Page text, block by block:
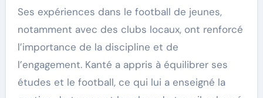
Ses expériences dans le football de jeunes,
notamment avec des clubs locaux, ont renforcé
l’importance de la discipline et de
l’engagement. Kanté a appris à équilibrer ses
études et le football, ce qui lui a enseigné la